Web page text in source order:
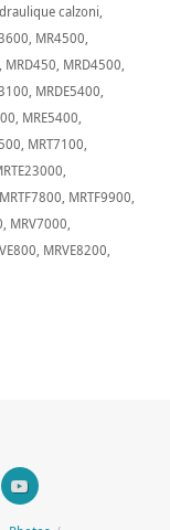
calzoni,
, MR4500,
, MRD450, MRD4500,
, MRDE5400,
, MRE5400,
, MRT7100,
,
MRTF7800, MRTF9900,
, MRV7000,
, MRVE8200,